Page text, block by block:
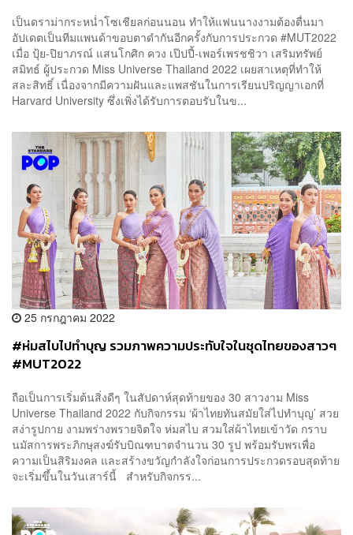
เป็นดราม่ากระหน่ำโซเชียลก่อนนอน ทำให้แฟนนางงามต้องตื่นมา
อัปเดตเป็นทีมแพนด้าขอบตาดำกันอีกครั้งกับการประกวด #MUT2022
เมื่อ ปุ้ย-ปิยาภรณ์ แสนโกศิก ควง เป๊ปปี้-เพอร์เพรชชิวา เสริมทรัพย์
สมิทธ์ ผู้ประกวด Miss Universe Thailand 2022 เผยสาเหตุที่ทำให้
สละสิทธิ์ เนื่องจากมีความฝันและแพสชันในการเรียนปริญญาเอกที่
Harvard University ซึ่งเพิ่งได้รับการตอบรับในข...
25 กรกฎาคม 2022
#ห่มสไบไปทำบุญ รวมภาพความประทับใจในชุดไทยของสาวๆ
#MUT2022
ถือเป็นการเริ่มต้นสิ่งดีๆ ในสัปดาห์สุดท้ายของ 30 สาวงาม Miss
Universe Thailand 2022 กับกิจกรรม ‘ผ้าไทยทันสมัยใส่ไปทำบุญ’ สวย
สง่ารูปกาย งามพร่างพรายจิตใจ ห่มสไบ สวมใส่ผ้าไทยเข้าวัด กราบ
นมัสการพระภิกษุสงฆ์รับบิณฑบาตจำนวน 30 รูป พร้อมรับพรเพื่อ
ความเป็นสิริมงคล และสร้างขวัญกำลังใจก่อนการประกวดรอบสุดท้าย
จะเริ่มขึ้นในวันเสาร์นี้ สำหรับกิจกรร...